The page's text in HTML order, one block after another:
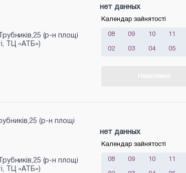
(р-н площі
ТЦ «АТБ»)
нет данных
Календар зайнятості
08 09 10 11
02 03 04 05
(р-н площі
(р-н площі
ТЦ «АТБ»)
нет данных
Календар зайнятості
08 09 10 11